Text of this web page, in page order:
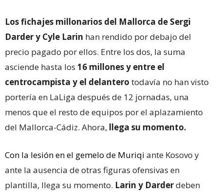
Los fichajes millonarios del Mallorca de Sergi
Darder y Cyle Larin han rendido por debajo del
precio pagado por ellos. Entre los dos, la suma
asciende hasta los 16 millones y entre el
centrocampista y el delantero todavía no han visto
portería en LaLiga después de 12 jornadas, una
menos que el resto de equipos por el aplazamiento
del Mallorca-Cádiz. Ahora, llega su momento.
Con la lesión en el gemelo de Muriqi ante Kosovo y
ante la ausencia de otras figuras ofensivas en
plantilla, llega su momento. Larin y Darderdeben